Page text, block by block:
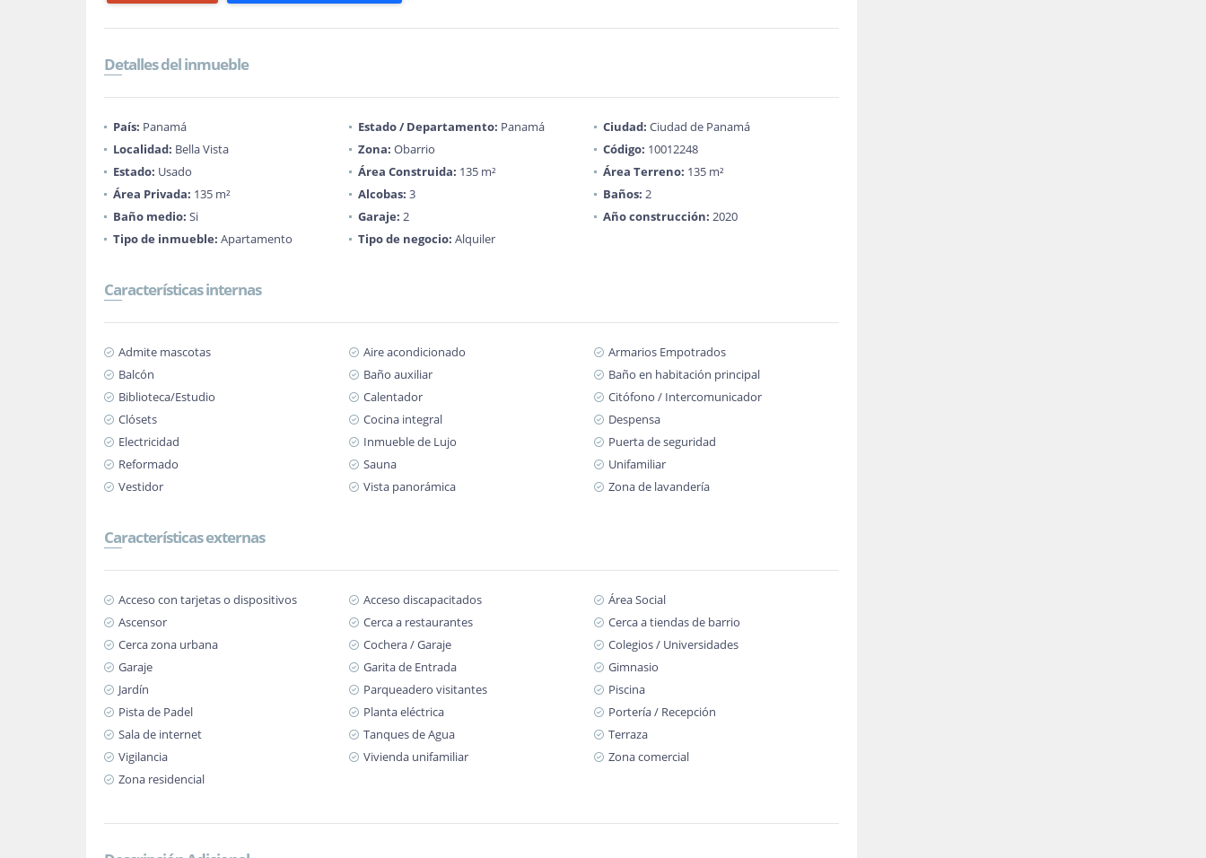
Detalles del inmueble
País: Panamá Estado / Departamento: Panamá Ciudad: Ciudad de Panamá
Localidad: Bella Vista Zona: Obarrio Código: 10012248
Estado: Usado Área Construida: 135 m² Área Terreno: 135 m²
Área Privada: 135 m² Alcobas: 3 Baños: 2
Baño medio: Si Garaje: 2 Año construcción: 2020
Tipo de inmueble: Apartamento Tipo de negocio: Alquiler
Características internas
Admite mascotas Aire acondicionado
Armarios Empotrados
Balcón
Baño auxiliar
Baño en habitación principal
Biblioteca/Estudio
Calentador
Citófono / Intercomunicador
Clósets
Cocina integral
Despensa
Electricidad
Inmueble de Lujo
Puerta de seguridad
Reformado
Sauna
Unifamiliar
Vestidor
Vista panorámica Zona de lavandería
Características externas
Acceso con tarjetas o dispositivos Acceso discapacitados
Área Social
Ascensor
Cerca a restaurantes
Cerca a tiendas de barrio
Cerca zona urbana
Cochera / Garaje
Colegios / Universidades
Garaje
Garita de Entrada
Gimnasio
Jardín
Parqueadero visitantes
Piscina
Pista de Padel
Planta eléctrica
Portería / Recepción
Sala de internet
Tanques de Agua
Terraza
Vigilancia
Vivienda unifamiliar
Zona comercial
Zona residencial